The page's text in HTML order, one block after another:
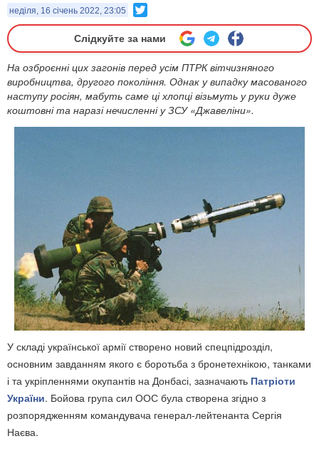
неділя, 16 січень 2022, 23:05
Слідкуйте за нами
На озброєнні цих загонів перед усім ПТРК вітчизняного
виробництва, другого покоління. Однак у випадку масованого
наступу росіян, мабуть саме ці хлопці візьмуть у руки дуже
коштовні та наразі нечисленні у ЗСУ «Джавеліни».
У складі української армії створено новий спецпідрозділ,
основним завданням якого є боротьба з бронетехнікою, танками
і та укріпленнями окупантів на Донбасі, зазначають Патріоти
України. Бойова група сил ООС була створена згідно з
розпорядженням командувача генерал-лейтенанта Сергія
Наєва.